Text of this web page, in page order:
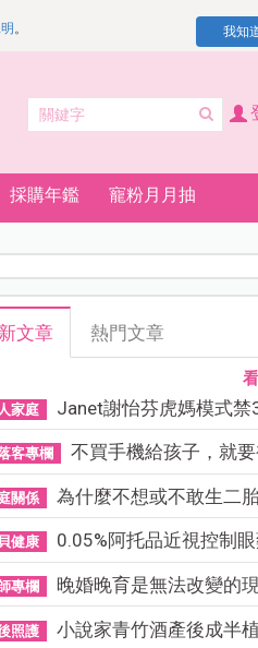
。 我知
採購年鑑 寵粉月月抽
文章 熱門文章
家庭 Janet謝怡芬虎媽模式禁3C
客專欄 不買手機給孩子，就要被
關係 為什麼不想或不敢生二胎
健康 0.05%阿托品近視控制眼藥
專欄 晚婚晚育是無法改變的
照護 小說家青竹酒產後成半